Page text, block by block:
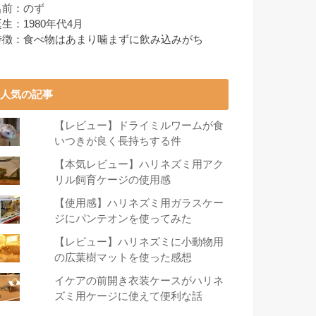
前：のず
：1980年代4月
徴：食べ物はあまり噛まずに飲み込みがち
人気の記事
【レビュー】ドライミルワームが食
いつきが良く長持ちする件
【本気レビュー】ハリネズミ用アク
リル飼育ケージの使用感
【使用感】ハリネズミ用ガラスケー
ジにパンテオンを使ってみた
【レビュー】ハリネズミに小動物用
の広葉樹マットを使った感想
イケアの前開き衣装ケースがハリネ
ズミ用ケージに使えて便利な話